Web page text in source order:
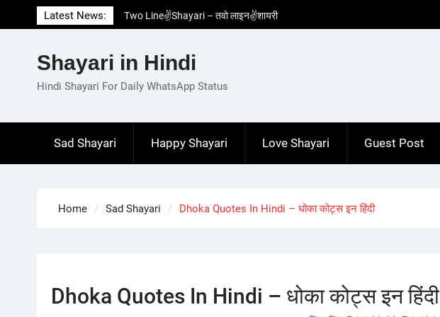
to
Latest News:
Two Line✌️Shayari – तवो लाइन✌️शायरी
Love😓Lines In Hindi – लव😓लाइन्स इन हिंदी
Love🥳Poetry In Hindi – लव🥳पोएट्री इन हिंदी
1 Line☝️Shayari In Hindi – १ लाइन☝️शायरी इन
Shayari in Hindi
Hindi Shayari For Daily WhatsApp Status
Sad Shayari Happy Shayari Love Shayari Guest Post
Home Sad Shayari Dhoka Quotes In Hindi – धोका कोट्स इन हिंदी
Dhoka Quotes In Hindi – धोका कोट्स इन हिंदी